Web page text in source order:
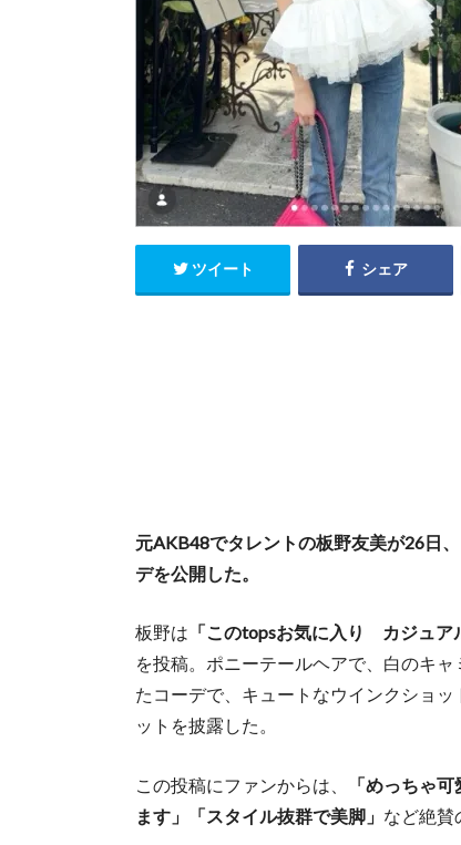
ツイート シェア
元AKB48でタレントの板野友美が26日
デを公開した。
板野は 「このtopsお気に入り‎ カジュア
を投稿。ポニーテールヘアで、白のキ
たコーデで、キュートなウインクショ
ットを披露した。
この投稿にファンからは、
「めっちゃ
ます」「スタイル抜群で美脚」 など絶賛